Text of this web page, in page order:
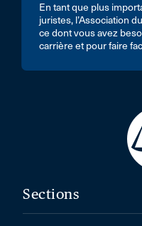
En tant que plus
juristes, l’Association
ce dont vous avez
carrière et pour faire
Sections